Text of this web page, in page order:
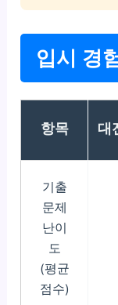
입시 경
항목 대
기출
문제
난이
도
(평균
점수)